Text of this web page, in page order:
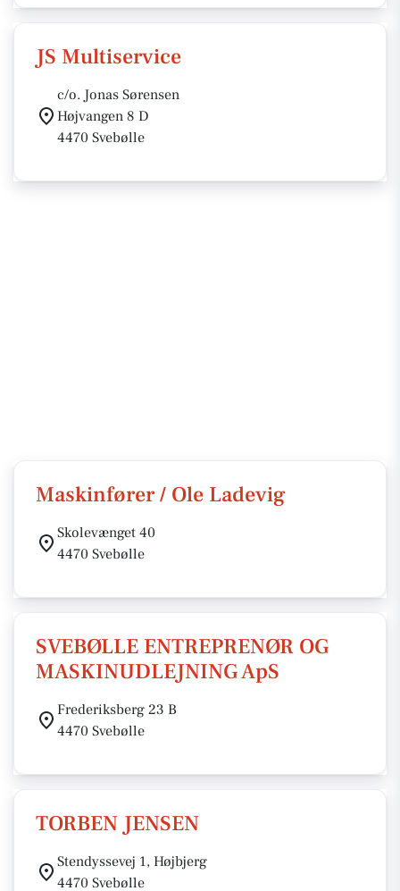
JS Multiservice
c/o. Jonas Sørensen
Højvangen 8 D
4470 Svebølle
Maskinfører / Ole Ladevig
Skolevænget 40
4470 Svebølle
SVEBØLLE ENTREPRENØR OG
MASKINUDLEJNING ApS
Frederiksberg 23 B
4470 Svebølle
TORBEN JENSEN
Stendyssevej 1, Højbjerg
4470 Svebølle